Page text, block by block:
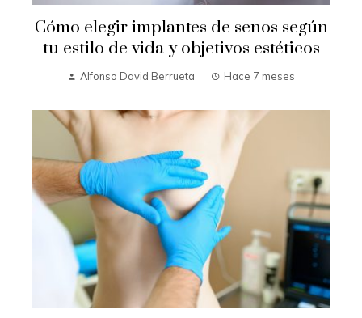
Cómo elegir implantes de senos según
tu estilo de vida y objetivos estéticos
Alfonso David Berrueta Hace 7 meses